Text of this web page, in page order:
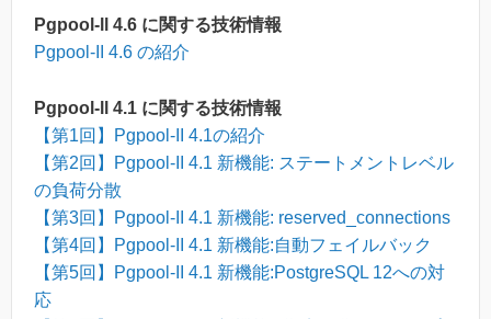
Pgpool-ll 4.6 に関する技術情報
Pgpool-II 4.6 の紹介
Pgpool-ll 4.1 に関する技術情報
【第1回】
Pgpool-II 4.1の紹介
【第2回】
Pgpool-II 4.1 新機能: ステートメントレベル
の負荷分散
【第3回】
Pgpool-II 4.1 新機能: reserved_connections
【第4回】
Pgpool-II 4.1 新機能:自動フェイルバック
【第5回】
Pgpool-II 4.1 新機能:PostgreSQL 12への対
応